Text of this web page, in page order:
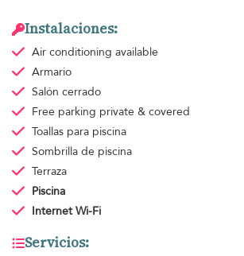
Instalaciones:
Air conditioning available
Armario
Salón cerrado
Free parking private & covered
Toallas para piscina
Sombrilla de piscina
Terraza
Piscina
Internet Wi-Fi
Servicios: